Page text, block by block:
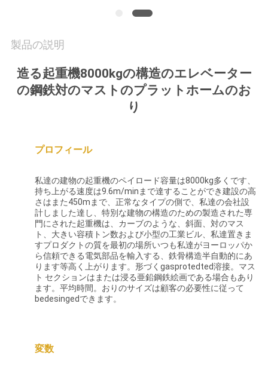
達
に
製品の説明
造る起重機8000kgの構造のエレベーター
の鋼鉄対のマストのプラットホームのお
り
プロフィール
私達の建物の起重機のペイロード容量は8000kg多くです、
持ち上がる速度は9.6m/minまで達することができ建設の高
さはまた450mまで、正常なタイプの側で、私達の会社設
計しました達し、特別な建物の構造のための製造された専
門にされた起重機は、カーブのような、斜面、対のマス
ト、大きい容積トン数および小型の工業ビル、私達置きま
すプロダクトの質を最初の場所いつも私達がヨーロッパか
ら信頼できる電気部品を輸入する、鉄骨構造半自動的にあ
ります等高く上がります。形づくgasprotedted溶接。マス
ト セクションはまたは浸る亜鉛鋼鉄絵画である場合もあり
ます。平均時間。おりのサイズは顧客の必要性に従って
bedesingedできます。
変数